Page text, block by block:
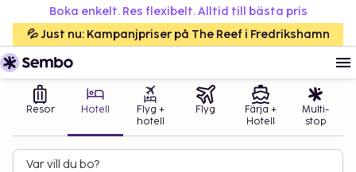
Boka enkelt. Res flexibelt. Alltid till bästa pris
💦 Just nu: Kampanjpriser på The Reef i Fredrikshamn
Resor Hotell
Flyg +
hotell
Flyg
Färja +
Hotell
Multi-
stop
Var vill du bo?